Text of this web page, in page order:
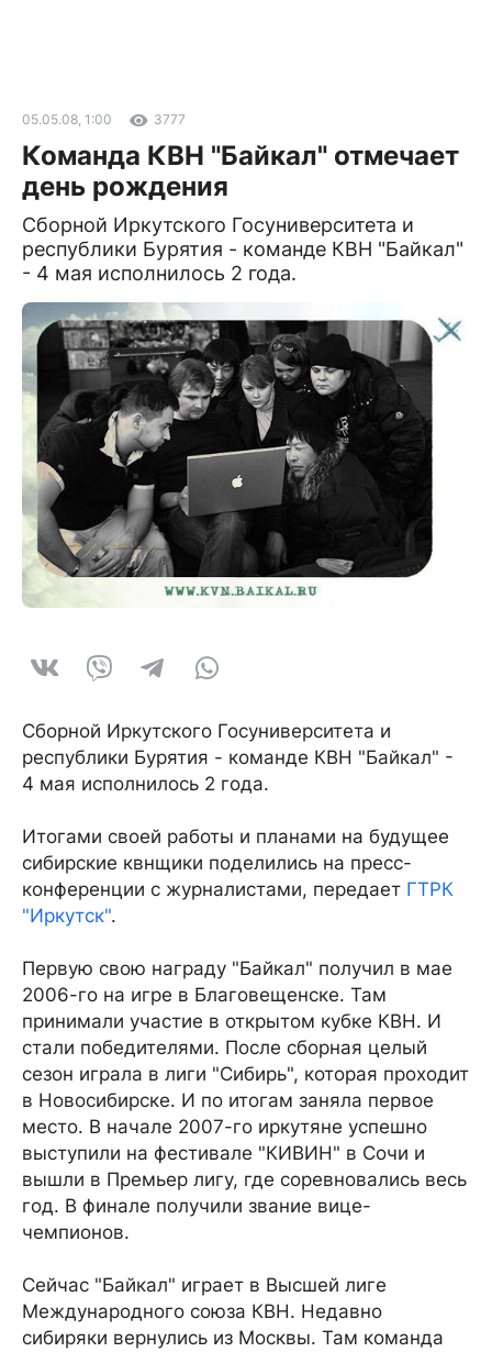
05.05.08, 1:00 3777
Команда КВН "Байкал" отмечает
день рождения
Сборной Иркутского Госуниверситета и
республики Бурятия - команде КВН "Байкал"
- 4 мая исполнилось 2 года.
Сборной Иркутского Госуниверситета и
республики Бурятия - команде КВН "Байкал" -
4 мая исполнилось 2 года.
Итогами своей работы и планами на будущее
сибирские квнщики поделились на пресс-
конференции с журналистами, передает ГТРК
"Иркутск".
Первую свою награду "Байкал" получил в мае
2006-го на игре в Благовещенске. Там
принимали участие в открытом кубке КВН. И
стали победителями. После сборная целый
сезон играла в лиги "Сибирь", которая проходит
в Новосибирске. И по итогам заняла первое
место. В начале 2007-го иркутяне успешно
выступили на фестивале "КИВИН" в Сочи и
вышли в Премьер лигу, где соревновались весь
год. В финале получили звание вице-
чемпионов.
Сейчас "Байкал" играет в Высшей лиге
Международного союза КВН. Недавно
сибиряки вернулись из Москвы. Там команда